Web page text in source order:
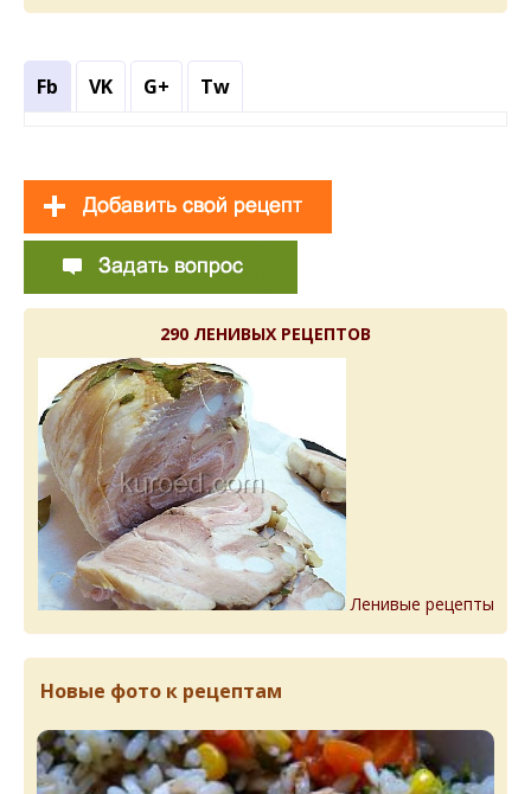
Fb VK G+ Tw
290 ЛЕНИВЫХ РЕЦЕПТОВ
Ленивые рецепты
Новые фото к рецептам